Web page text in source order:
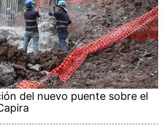
del nuevo puente sobre el